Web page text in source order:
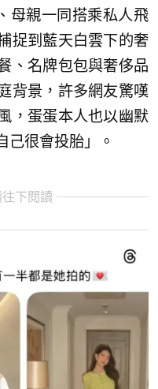
母親一同搭乘私人飛
捉到藍天白雲下的奢
、名牌包包與奢侈品
背景，許多網友驚嘆
，蛋蛋本人也以幽默
己很會投胎」。
下閱讀